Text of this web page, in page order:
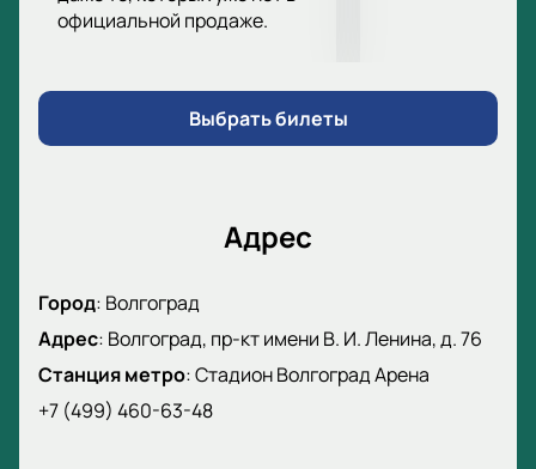
официальной продаже.
Выбрать билеты
Адрес
Город: Волгоград
Адрес: Волгоград, пр-кт имени В. И. Ленина, д. 76
Станция метро:Стадион Волгоград Арена
+7 (499) 460-63-48